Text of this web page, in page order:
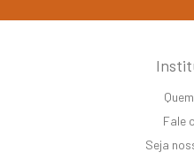
Fale
Seja